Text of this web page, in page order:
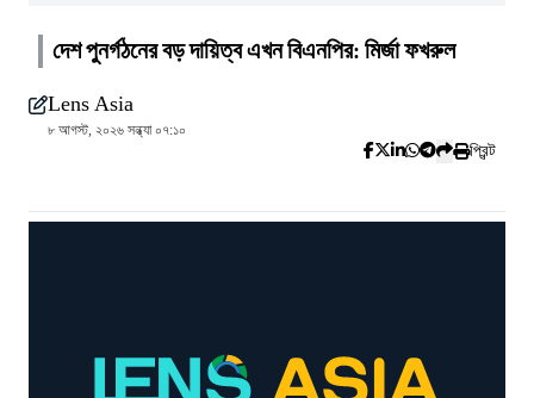
দেশ পুনর্গঠনের বড় দায়িত্ব এখন বিএনপির: মির্জা ফখরুল
Lens Asia
৮ আগস্ট, ২০২৬ সন্ধ্যা ০৭:১০
প্রিন্ট